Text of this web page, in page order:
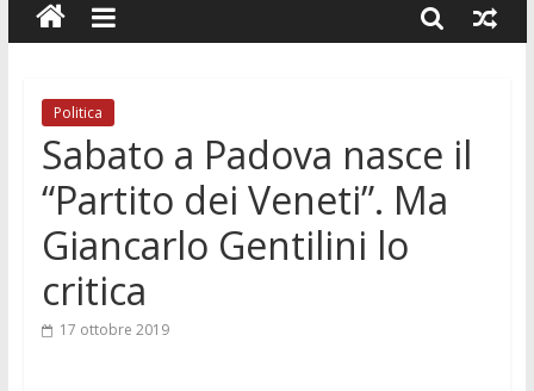
e festa oggi a Teolo
Politica
Sabato a Padova nasce il
“Partito dei Veneti”. Ma
Giancarlo Gentilini lo
critica
17 ottobre 2019